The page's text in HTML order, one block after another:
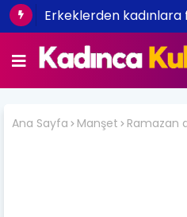
Erkeklerden
Ana Sayfa Manşet Ramazan